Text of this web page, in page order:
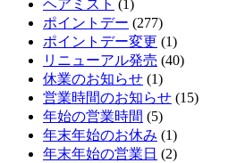
ヘアミスト (1)
ポイントデー (277)
ポイントデー変更 (1)
リニューアル発売 (40)
休業のお知らせ (1)
営業時間のお知らせ (15)
年始の営業時間 (5)
年末年始のお休み (1)
年末年始の営業日 (2)